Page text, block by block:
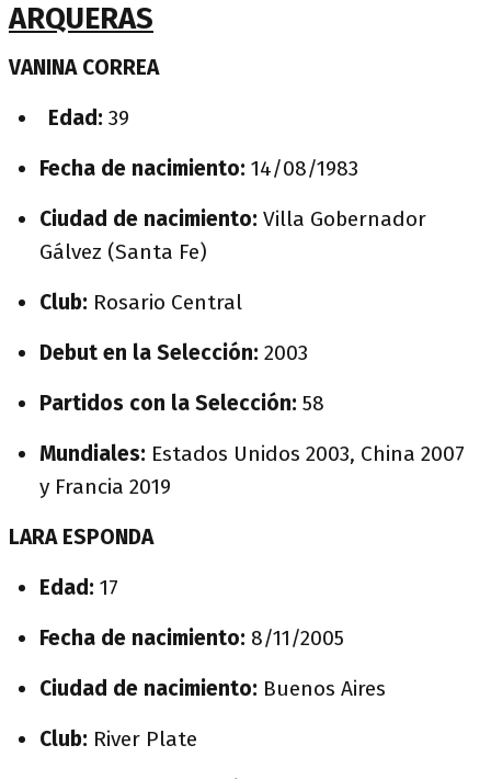
ARQUERAS
VANINA CORREA
Edad: 39
Fecha de nacimiento: 14/08/1983
Ciudad de nacimiento: Villa Gobernador
Gálvez (Santa Fe)
Club: Rosario Central
Debut en la Selección: 2003
Partidos con la Selección: 58
Mundiales: Estados Unidos 2003, China 2007
y Francia 2019
LARA ESPONDA
Edad: 17
Fecha de nacimiento: 8/11/2005
Ciudad de nacimiento: Buenos Aires
Club: River Plate